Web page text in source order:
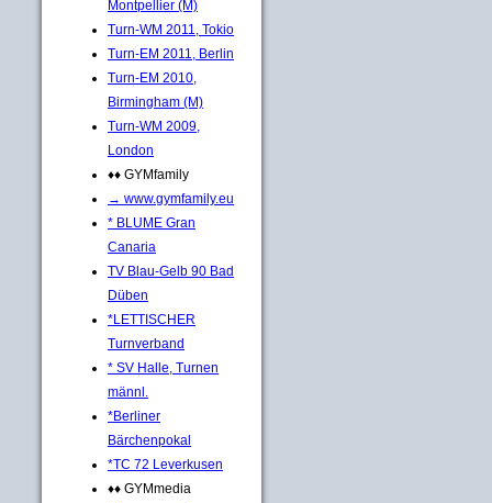
Montpellier (M)
Turn-WM 2011, Tokio
Turn-EM 2011, Berlin
Turn-EM 2010,
Birmingham (M)
Turn-WM 2009,
London
♦♦ GYMfamily
→ www.gymfamily.eu
* BLUME Gran
Canaria
TV Blau-Gelb 90 Bad
Düben
*LETTISCHER
Turnverband
* SV Halle, Turnen
männl.
*Berliner
Bärchenpokal
*TC 72 Leverkusen
♦♦ GYMmedia